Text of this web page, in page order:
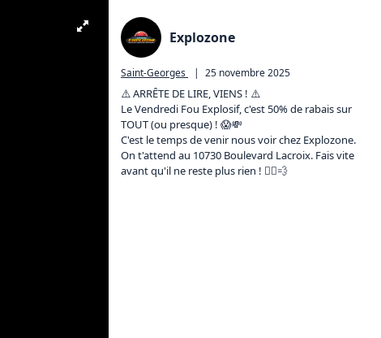
Explozone
Saint-Georges | 25 novembre 2025
⚠️ ARRÊTE DE LIRE, VIENS ! ⚠️
Le Vendredi Fou Explosif, c'est 50% de rabais sur
TOUT (ou presque) ! 😱💸
C'est le temps de venir nous voir chez Explozone.
On t'attend au 10730 Boulevard Lacroix. Fais vite
avant qu'il ne reste plus rien ! 🏃‍♂️💨